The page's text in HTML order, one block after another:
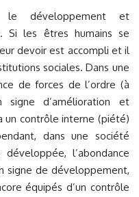
développement et
Si les êtres humains se
devoir est accompli et il
sociales. Dans une
de forces de l’ordre (à
signe d’amélioration et
un contrôle interne (piété)
dans une société
l’abondance
signe de développement,
équipés d’un contrôle